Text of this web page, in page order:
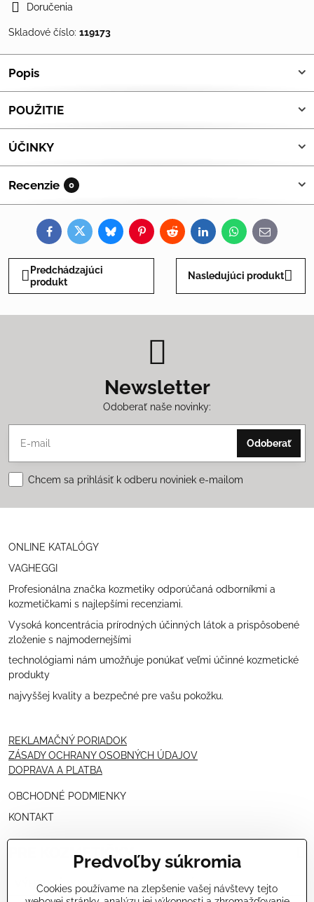
Doručenia
Skladové číslo: 119173
Popis
POUŽITIE
ÚČINKY
Recenzie 0
FacebookTwitterBlueskyPinterestRedditLinkedInWhatsApp
E-
mail
Predchádzajúci
produkt
Nasledujúci produkt
Newsletter
Odoberať naše novinky:
Odoberať
Chcem sa prihlásiť k odberu noviniek e-mailom
ONLINE KATALÓGY
VAGHEGGI
Profesionálna značka kozmetiky odporúčaná odborníkmi a
kozmetičkami s najlepšími recenziami.
Vysoká koncentrácia prírodných účinných látok a prispôsobené
zloženie s najmodernejšími
technológiami nám umožňuje ponúkať veľmi účinné kozmetické
produkty
najvyššej kvality a bezpečné pre vašu pokožku.
REKLAMAČNÝ PORIADOK
ZÁSADY OCHRANY OSOBNÝCH ÚDAJOV
DOPRAVA A PLATBA
OBCHODNÉ PODMIENKY
KONTAKT
PRE KOZMETIČKY
VÝHODNÁ PONUKA PRE PROFESIONÁLOV
Predvoľby súkromia
Cookies používame na zlepšenie vašej návštevy tejto